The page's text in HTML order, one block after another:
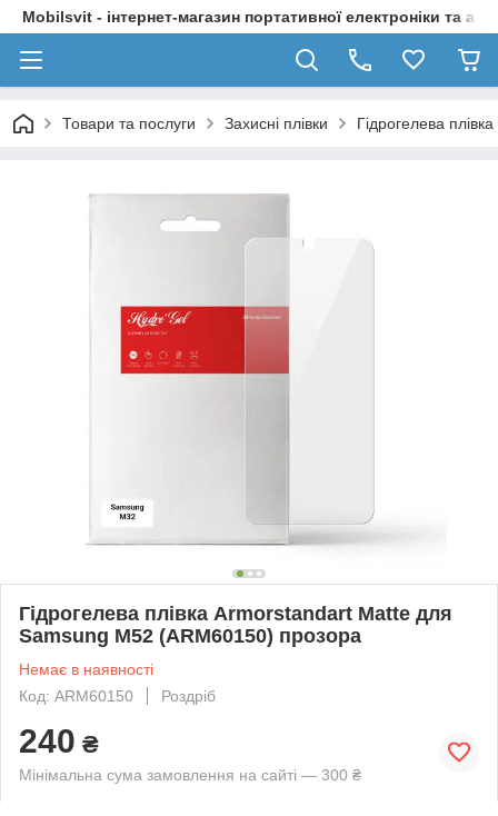
Mobilsvit - інтернет-магазин портативної електроніки та
Товари та послуги Захисні плівки Гідрогелева
Гідрогелева плівка Armorstandart Matte для
Samsung M52 (ARM60150) прозора
Немає в наявності
Код: ARM60150
Роздріб
240 ₴
Мінімальна сума замовлення на сайті — 300 ₴